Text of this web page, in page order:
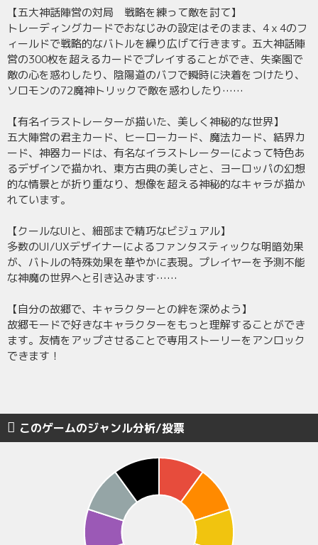
【五大神話陣営の対局 戦略を練って敵を討て】
トレーディングカードでおなじみの設定はそのまま、4ｘ4のフ
ィールドで戦略的なバトルを繰り広げて行きます。五大神話陣
営の300枚を超えるカードでプレイすることができ、失楽園で
敵の心を惑わしたり、陰陽道のバフで瞬時に決着をつけたり、
ソロモンの72魔神トリックで敵を惑わしたり……
【有名イラストレーターが描いた、美しく神秘的な世界】
五大陣営の君主カード、ヒーローカード、魔法カード、結界カ
ード、神器カードは、有名なイラストレーターによって特色あ
るデザインで描かれ、東方古典の美しさと、ヨーロッパの幻想
的な情景とが折り重なり、想像を超える神秘的なキャラが描か
れています。
【クールなUIと、細部まで精巧なビジュアル】
多数のUI/UXデザイナーによるファンタスティックな明暗効果
が、バトルの特殊効果を華やかに表現。プレイヤーを予測不能
な神魔の世界へと引き込みます……
【自分の故郷で、キャラクターとの絆を深めよう】
故郷モードで好きなキャラクターをもっと理解することができ
ます。友情をアップさせることで専用ストーリーをアンロック
できます！
このゲームのジャンル分析/投票